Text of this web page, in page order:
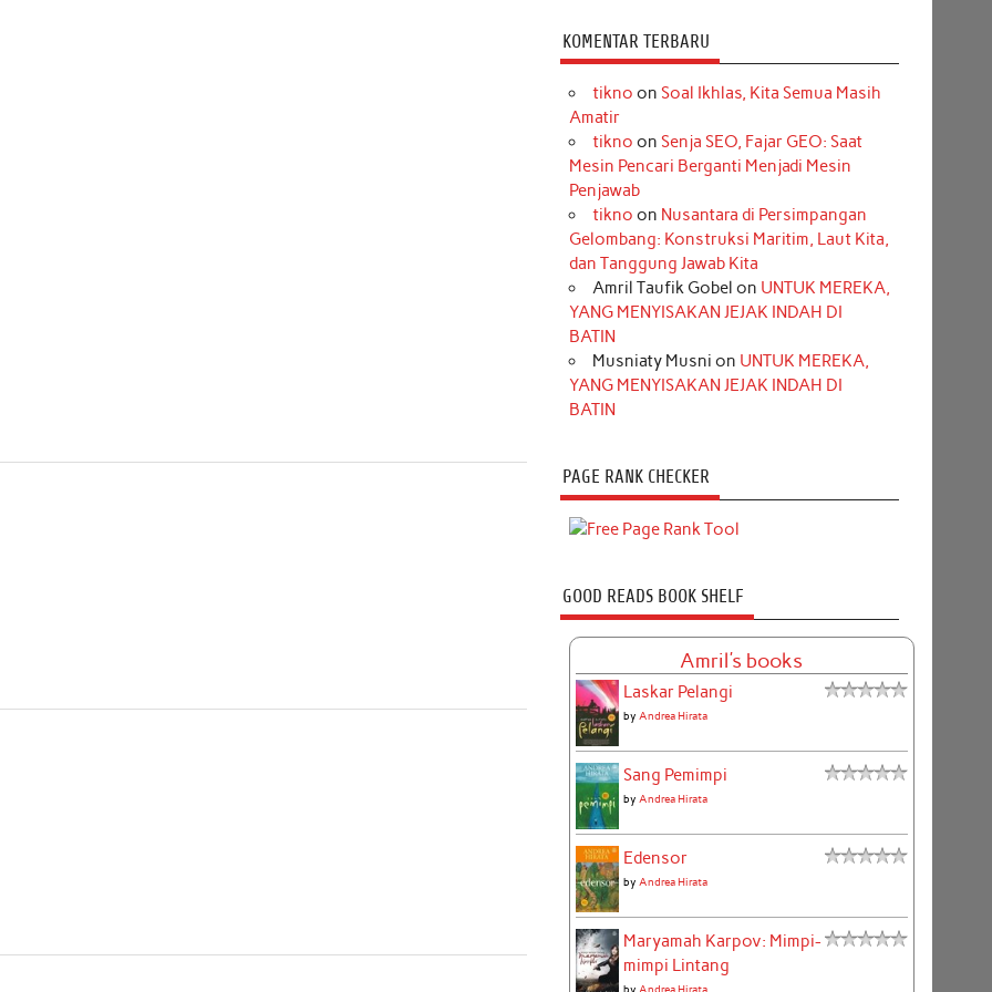
KOMENTAR TERBARU
tikno on Soal Ikhlas, Kita Semua Masih
Amatir
tikno on Senja SEO, Fajar GEO: Saat
Mesin Pencari Berganti Menjadi Mesin
Penjawab
tikno on Nusantara di Persimpangan
Gelombang: Konstruksi Maritim, Laut Kita,
dan Tanggung Jawab Kita
Amril Taufik Gobel on UNTUK MEREKA,
YANG MENYISAKAN JEJAK INDAH DI
BATIN
Musniaty Musni on UNTUK MEREKA,
YANG MENYISAKAN JEJAK INDAH DI
BATIN
PAGE RANK CHECKER
GOOD READS BOOK SHELF
Amril's books
Laskar Pelangi
by Andrea Hirata
Sang Pemimpi
by Andrea Hirata
Edensor
by Andrea Hirata
Maryamah Karpov: Mimpi-
mimpi Lintang
by Andrea Hirata